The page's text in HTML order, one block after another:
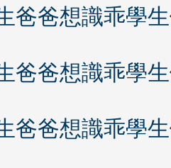
爸爸想識乖學
爸爸想識乖學
爸爸想識乖學